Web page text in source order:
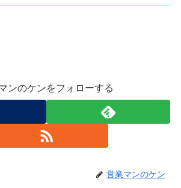
ンのケンをフォローする
営業マンのケン